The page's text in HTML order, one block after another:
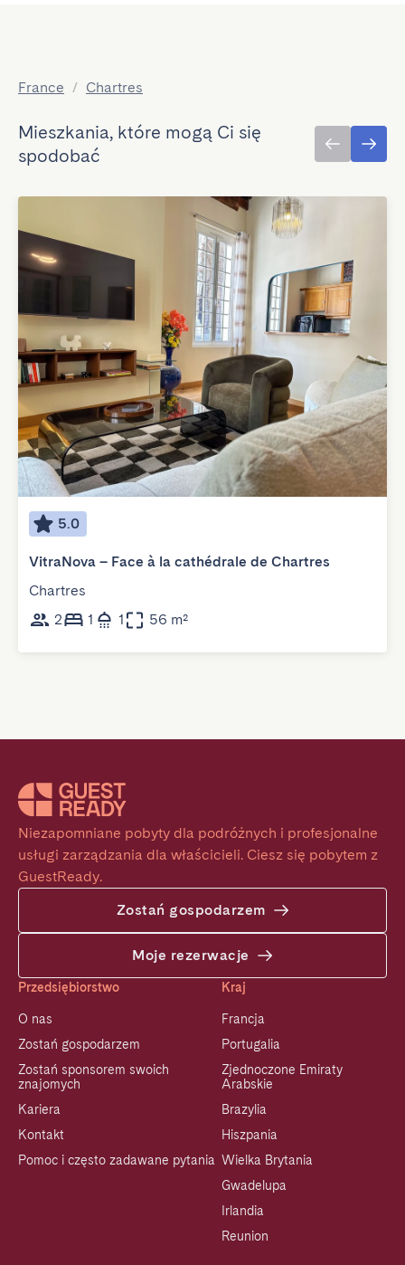
France / Chartres
Mieszkania, które mogą Ci się
spodobać
5.0
VitraNova – Face à la cathédrale de Chartres
Chartres
2
1 1 56 m²
Niezapomniane pobyty dla podróżnych i profesjonalne
usługi zarządzania dla właścicieli. Ciesz się pobytem z
GuestReady.
Zostań gospodarzem
Moje rezerwacje
Przedsiębiorstwo
O nas
Zostań gospodarzem
Zostań sponsorem swoich
znajomych
Kariera
Kontakt
Pomoc i często zadawane pytania
Kraj
Francja
Portugalia
Zjednoczone Emiraty
Arabskie
Brazylia
Hiszpania
Wielka Brytania
Gwadelupa
Irlandia
Reunion